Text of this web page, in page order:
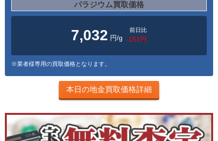
パラジウム買取価格
7,032 円/g
前日比
-151円
※業者様専用の買取価格となります。
本日の地金買取価格詳細